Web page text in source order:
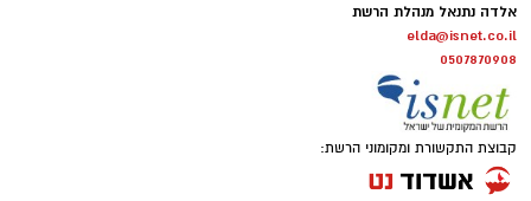
אלדה נתנאל מנהלת הרשת
elda@isnet.co.il
0507870908
קבוצת התקשורת ומקומוני הרשת: